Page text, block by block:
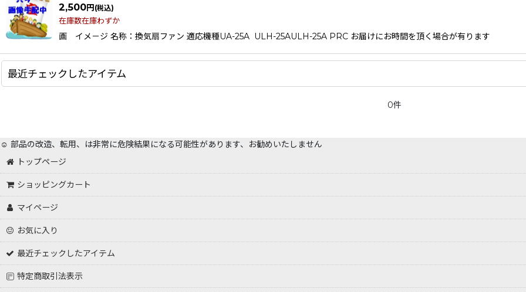
2,500円 (税込)
在庫数在庫わずか
画 イメ－ジ 名称：換気扇ファン 適応機種UA-25A ULH-25AULH-25A PRC お届けにお時間を頂く場合が有ります
最近チェックしたアイテム
0件
☺️ 部品の改造、転用、は非常に危険結果になる可能性があります、お勧めいたしません
トップページ
ショッピングカート
マイページ
お気に入り
最近チェックしたアイテム
特定商取引法表示